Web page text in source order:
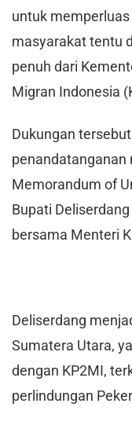
untuk
masyarakat tentu
penuh dari
Migran Indonesia
Dukungan
penandatanganan
Memorandum of
Bupati
bersama Menteri
Deliserdang
Sumatera Utara,
dengan KP2MI,
perlindungan